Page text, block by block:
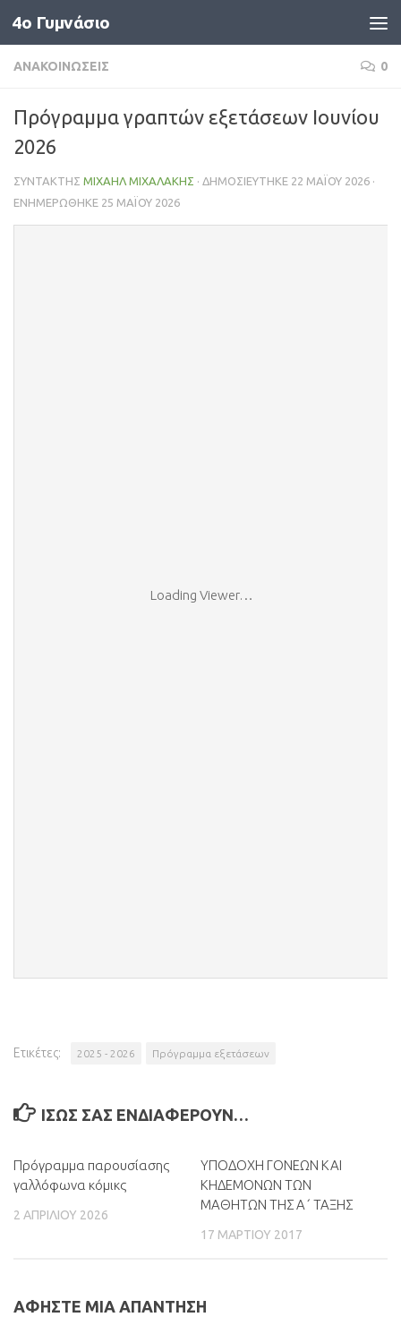
Skip to content
4o Γυμνάσιο
ΑΝΑΚΟΙΝΏΣΕΙΣ 0
Πρόγραμμα γραπτών εξετάσεων Ιουνίου
2026
ΣΥΝΤΆΚΤΗΣ ΜΙΧΑΉΛ ΜΙΧΑΛΆΚΗΣ · ΔΗΜΟΣΙΕΎΤΗΚΕ 22 ΜΑΪ́ΟΥ 2026 ·
ΕΝΗΜΕΡΏΘΗΚΕ 25 ΜΑΪ́ΟΥ 2026
Loading Viewer…
Ετικέτες: 2025 - 2026 Πρόγραμμα εξετάσεων
ΊΣΩΣ ΣΑΣ ΕΝΔΙΑΦΈΡΟΥΝ…
Πρόγραμμα παρουσίασης
γαλλόφωνα κόμικς
2 ΑΠΡΙΛΊΟΥ 2026
ΥΠΟΔΟΧΗ ΓΟΝΕΩΝ ΚΑΙ
ΚΗΔΕΜΟΝΩΝ ΤΩΝ
ΜΑΘΗΤΩΝ ΤΗΣ Α΄ ΤΑΞΗΣ
17 ΜΑΡΤΊΟΥ 2017
ΑΦΉΣΤΕ ΜΙΑ ΑΠΆΝΤΗΣΗ